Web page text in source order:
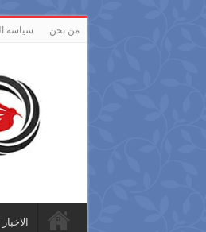
من نحن سياسة
الاخبار